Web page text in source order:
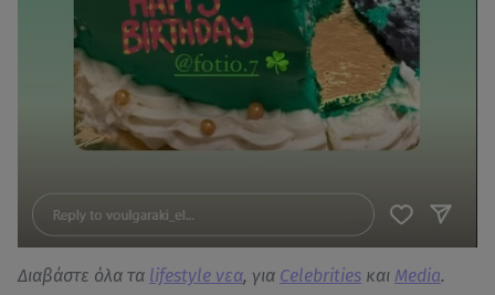
Διαβάστε όλα τα lifestyle νεα, για Celebrities και Media.